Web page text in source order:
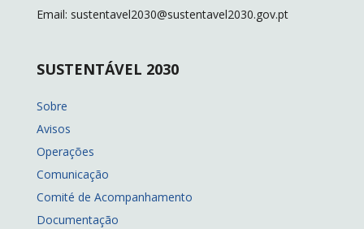
Email: sustentavel2030@sustentavel2030.gov.pt
SUSTENTÁVEL 2030
Sobre
Avisos
Operações
Comunicação
Comité de Acompanhamento
Documentação